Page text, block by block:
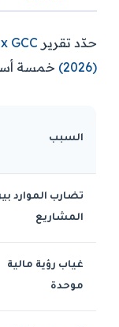
حدّد تقرير GCC
(2026) خمسة
السبب
تضارب الموارد
المشاريع
غياب رؤية مالية
موحدة